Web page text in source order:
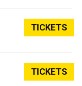
TICKETS
TICKETS